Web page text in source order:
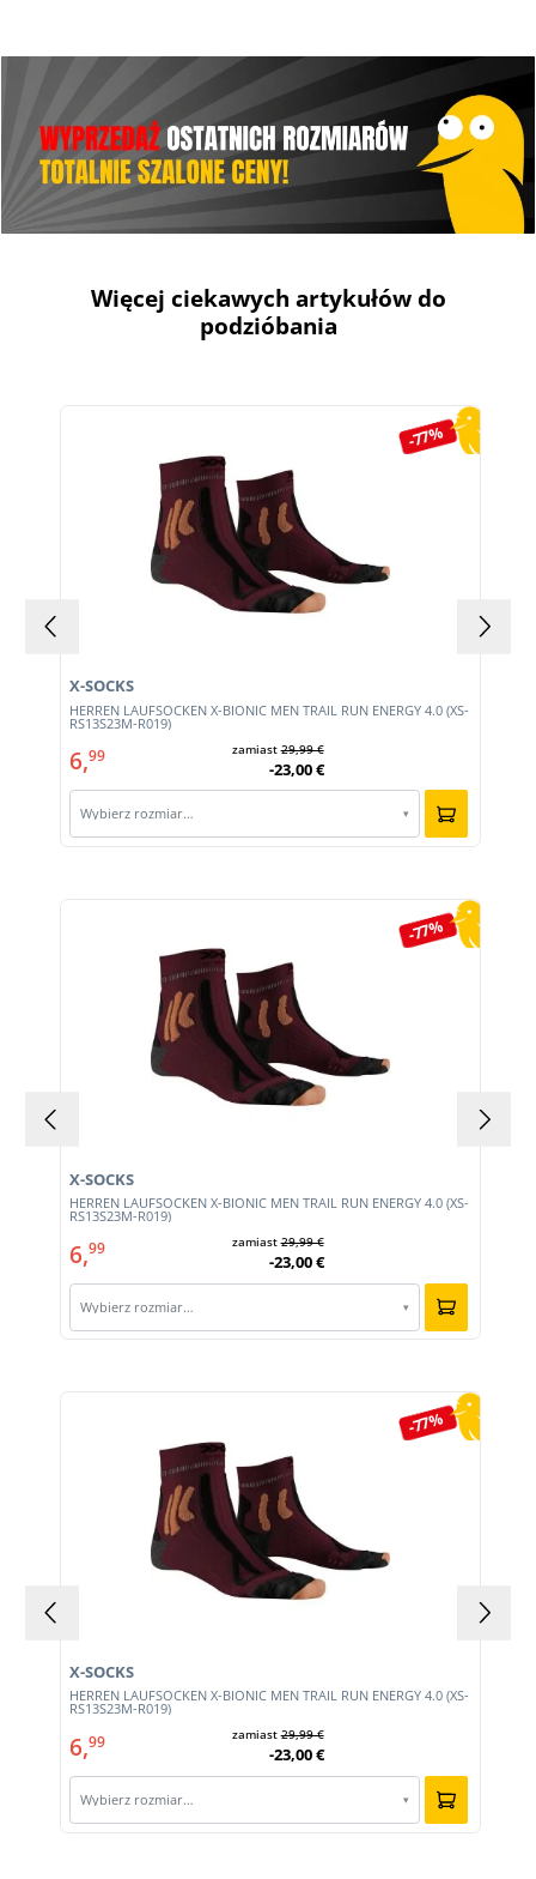
Więcej ciekawych artykułów do
podzióbania
-77%
HERREN LAUFSOCKEN X-BIONIC MEN TRAIL RUN ENERGY 4.0 (XS-
RS13S23M-R019)
X-SOCKS
6,99 zamiast29,99 €
-23,00 €
Wybierz rozmiar… ▾
-77%
HERREN LAUFSOCKEN X-BIONIC MEN TRAIL RUN ENERGY 4.0 (XS-
RS13S23M-R019)
X-SOCKS
6,99 zamiast29,99 €
-23,00 €
Wybierz rozmiar… ▾
-77%
HERREN LAUFSOCKEN X-BIONIC MEN TRAIL RUN ENERGY 4.0 (XS-
RS13S23M-R019)
X-SOCKS
6,99 zamiast29,99 €
-23,00 €
Wybierz rozmiar… ▾